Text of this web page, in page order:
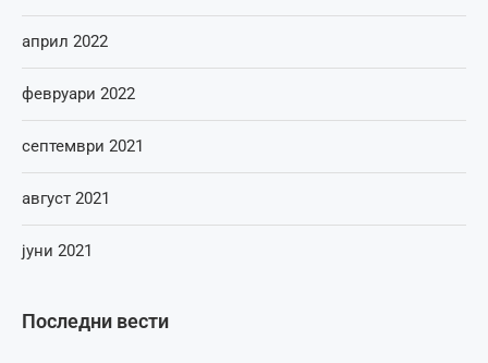
Последни вести
април 2022
февруари 2022
септември 2021
август 2021
јуни 2021